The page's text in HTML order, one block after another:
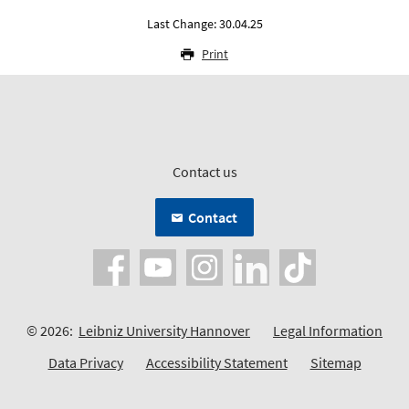
Last Change: 30.04.25
Print
Contact us
Contact
© 2026: Leibniz University Hannover
Legal Information
Data Privacy
Accessibility Statement Sitemap